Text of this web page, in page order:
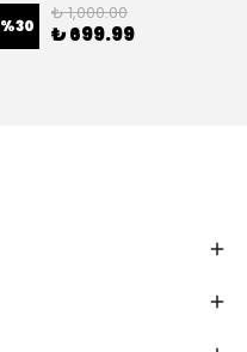
%30
₺ 1,000.00
₺ 699.99